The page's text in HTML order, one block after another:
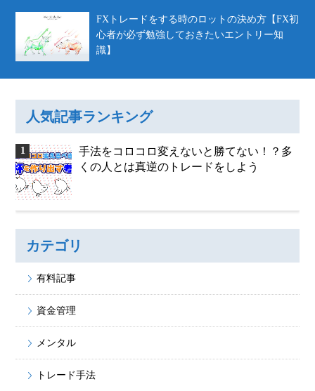
FXトレードをする時のロットの決め方【FX初
心者が必ず勉強しておきたいエントリー知
識】
人気記事ランキング
手法をコロコロ変えないと勝てない！？多
くの人とは真逆のトレードをしよう
カテゴリ
有料記事
資金管理
メンタル
トレード手法